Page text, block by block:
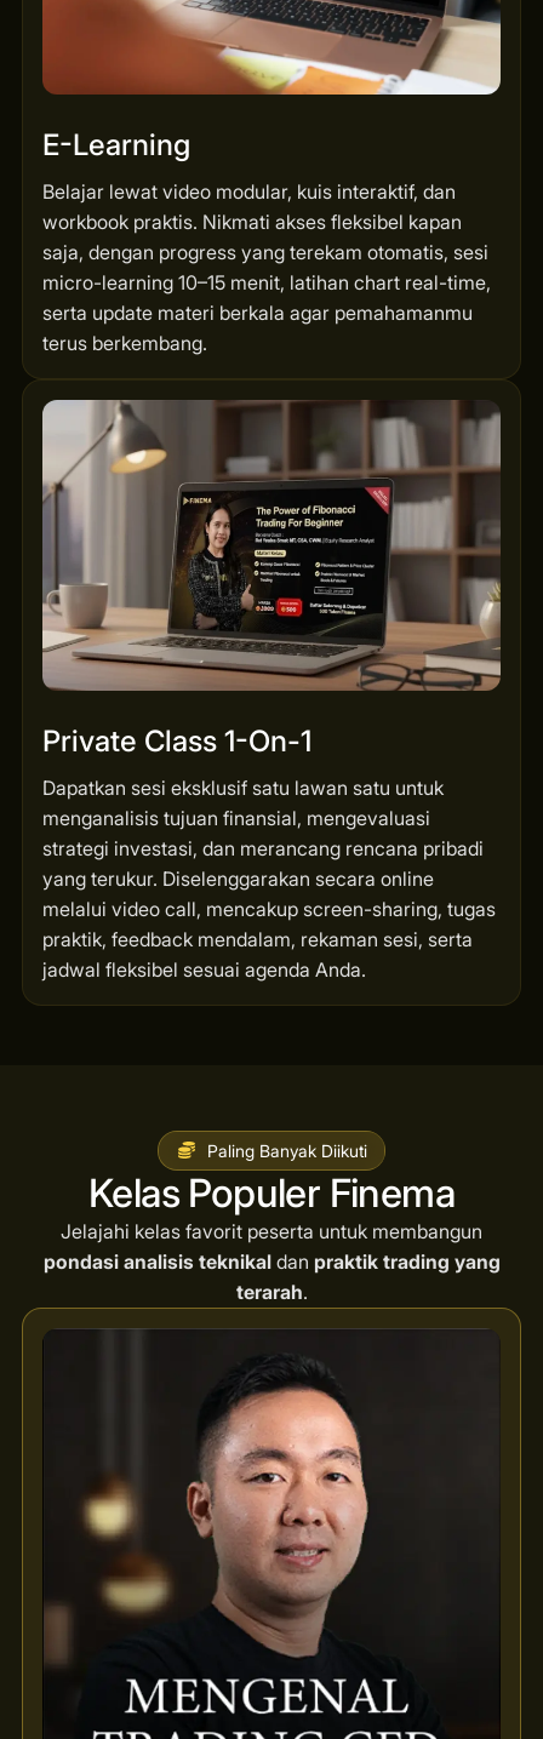
E-Learning
Belajar lewat video modular, kuis interaktif, dan
workbook praktis. Nikmati akses fleksibel kapan
saja, dengan progress yang terekam otomatis, sesi
micro-learning 10–15 menit, latihan chart real-time,
serta update materi berkala agar pemahamanmu
terus berkembang.
Private Class 1-On-1
Dapatkan sesi eksklusif satu lawan satu untuk
menganalisis tujuan finansial, mengevaluasi
strategi investasi, dan merancang rencana pribadi
yang terukur. Diselenggarakan secara online
melalui video call, mencakup screen-sharing, tugas
praktik, feedback mendalam, rekaman sesi, serta
jadwal fleksibel sesuai agenda Anda.
Paling Banyak Diikuti
Kelas Populer Finema
Jelajahi kelas favorit peserta untuk membangun
pondasi analisis teknikaldan praktik trading yang
terarah.